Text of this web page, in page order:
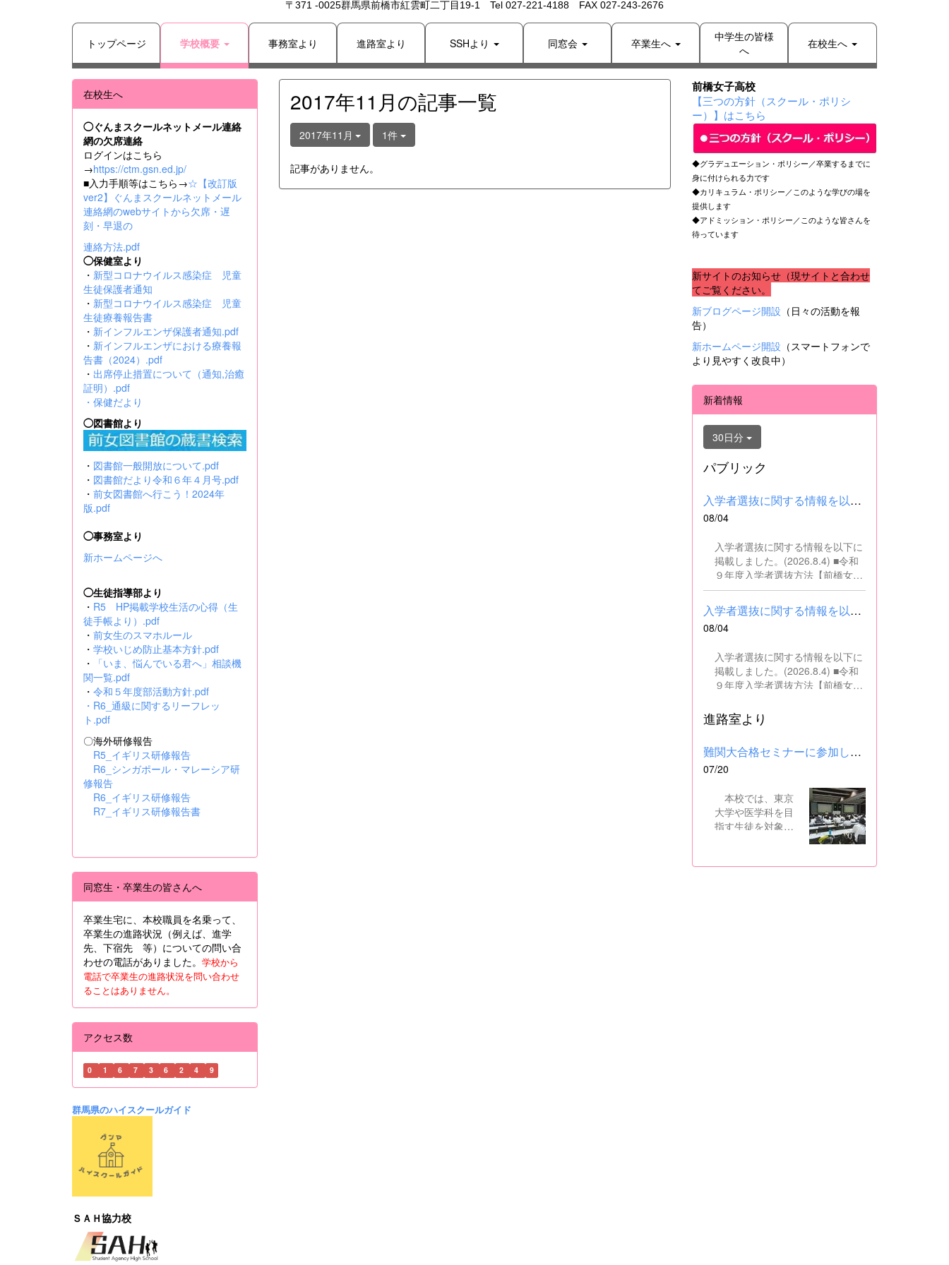
〒371 -0025群馬県前橋市紅雲町二丁目19-1 Tel 027-221-4188 FAX 027-243-2676
トップページ 学校概要 事務室より 進路室より SSHより 同窓会 卒業生へ
中学生の皆様
へ
在校生へ
2017年11月の記事一覧
2017年11月 1件
記事がありません。
在校生へ
◯ぐんまスクールネットメール連絡
網の欠席連絡
ログインはこちら
→https://ctm.gsn.ed.jp/
■入力手順等はこちら→☆【改訂版
ver2】ぐんまスクールネットメール
連絡網のwebサイトから欠席・遅
刻・早退の
連絡方法.pdf
◯保健室より
・ 新型コロナウイルス感染症 児童
生徒保護者通知
・ 新型コロナウイルス感染症 児童
生徒療養報告書
・ 新インフルエンザ保護者通知.pdf
・ 新インフルエンザにおける療養報
告書（2024）.pdf
・ 出席停止措置について（通知,治癒
証明）.pdf
・ 保健だより
◯図書館より
・ 図書館一般開放について.pdf
・ 図書館だより令和６年４月号.pdf
・ 前女図書館へ行こう！2024年
版.pdf
◯事務室より
新ホームページへ
◯生徒指導部より
・ R5 HP掲載学校生活の心得（生
徒手帳より）.pdf
・ 前女生のスマホルール
・ 学校いじめ防止基本方針.pdf
・
「いま、悩んでいる君へ」相談機
関一覧.pdf
・ 令和５年度部活動方針.pdf
・ R6_通級に関するリーフレッ
ト.pdf
〇海外研修報告
R5_イギリス研修報告
R6_シンガポール・マレーシア研
修報告
R6_イギリス研修報告
R7_イギリス研修報告書
同窓生・卒業生の皆さんへ
卒業生宅に、本校職員を名乗って、
卒業生の進路状況（例えば、進学
先、下宿先 等）についての問い合
わせの電話がありました。 学校から
電話で卒業生の進路状況を問い合わせ
ることはありません。
アクセス数
0 1 6 7 3 6 2 4 9
群馬県のハイスクールガイド
ＳＡＨ協力校
前橋女子高校
【三つの方針（スクール・ポリシ
ー）】はこちら
◆グラデュエーション・ポリシー／卒業するまでに
身に付けられる力です
◆カリキュラム・ポリシー／このような学びの場を
提供します
◆アドミッション・ポリシー／このような皆さんを
待っています
新サイトのお知らせ（現サイトと合わせ
てご覧ください。
新ブログページ開設 （日々の活動を報
告）
新ホームページ開設 （スマートフォンで
より見やすく改良中）
新着情報
30日分
パブリック
入学者選抜に関する情報を以下に掲載しました。(2026.8.4) ■令和...
08/04
入学者選抜に関する情報を以下に
掲載しました。(2026.8.4) ■令和
９年度入学者選抜方法【前橋女子
高校】pdf はこちら ■群馬県教育
委員会webサイト 高校入試に関
するページはこちら
入学者選抜に関する情報を以下に掲載しました。(2026.8.4) ■令和...
08/04
入学者選抜に関する情報を以下に
掲載しました。(2026.8.4) ■令和
９年度入学者選抜方法【前橋女子
委員会webサイト 高校入試に関
するページはこちら
進路室より
難関大合格セミナーに参加しました
07/20
本校では、東京
大学や医学科を目
指す生徒を対象
格セミナーを行っ